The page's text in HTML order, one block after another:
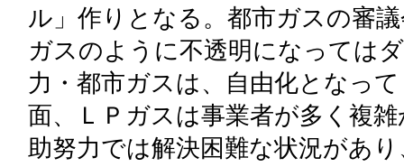
ル」作りとなる。都市ガスの審
ガスのように不透明になっては
力・都市ガスは、自由化となっ
面、ＬＰガスは事業者が多く複
助努力では解決困難な状況があ